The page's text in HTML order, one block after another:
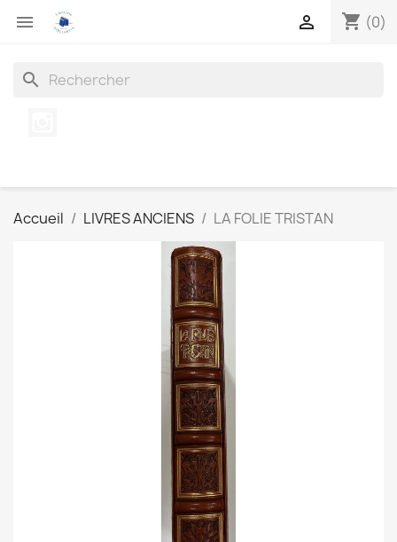
 shopping_cart (0)

search
Accueil LIVRES ANCIENS LA FOLIE TRISTAN